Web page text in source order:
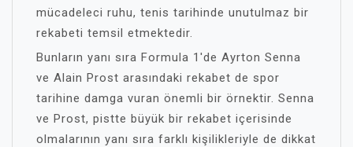
mücadeleci ruhu, tenis tarihinde unutulmaz bir
rekabeti temsil etmektedir.
Bunların yanı sıra Formula 1'de Ayrton Senna
ve Alain Prost arasındaki rekabet de spor
tarihine damga vuran önemli bir örnektir. Senna
ve Prost, pistte büyük bir rekabet içerisinde
olmalarının yanı sıra farklı kişilikleriyle de dikkat